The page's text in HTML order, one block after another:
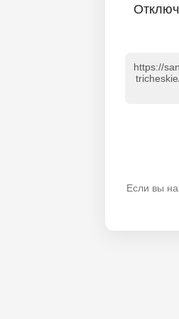
https://
Если вы